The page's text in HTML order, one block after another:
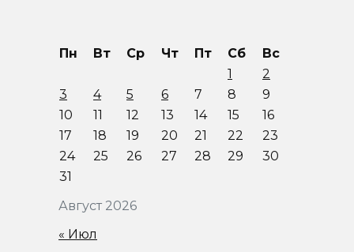
Август 2026
Пн Вт Ср Чт Пт Сб
Вс
1
2
3
4 5 6 7 8
9
10
11 12 13 14 15
16
17
18 19 20 21 22
23
24
25 26 27 28 29
30
31
« Июл